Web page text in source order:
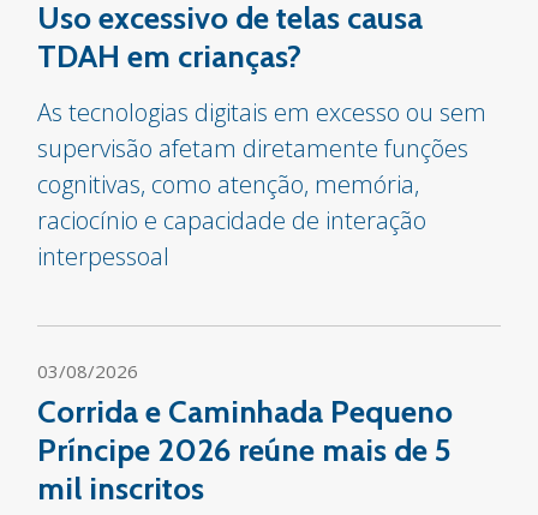
Uso excessivo de telas causa
TDAH em crianças?
As tecnologias digitais em excesso ou sem
supervisão afetam diretamente funções
cognitivas, como atenção, memória,
raciocínio e capacidade de interação
interpessoal
03/08/2026
Corrida e Caminhada Pequeno
Príncipe 2026 reúne mais de 5
mil inscritos